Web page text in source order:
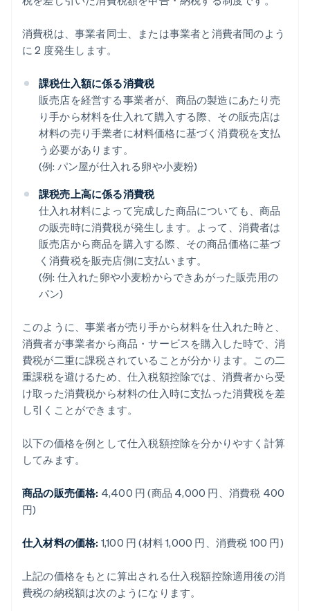
消費税は、事業者同士、または事業者と消費者間のよう
に 2 度発生します。
課税仕入額に係る消費税
販売店を経営する事業者が、商品の製造にあたり売
り手から材料を仕入れて購入する際、その販売店は
材料の売り手業者に材料価格に基づく消費税を支払
う必要があります。
(例: パン屋が仕入れる卵や小麦粉)
課税売上高に係る消費税
仕入れ材料によって完成した商品についても、商品
の販売時に消費税が発生します。よって、消費者は
販売店から商品を購入する際、その商品価格に基づ
く消費税を販売店側に支払います。
(例: 仕入れた卵や小麦粉からできあがった販売用の
パン)
このように、事業者が売り手から材料を仕入れた時と、
消費者が事業者から商品・サービスを購入した時で、消
費税が二重に課税されていることが分かります。この二
重課税を避けるため、仕入税額控除では、消費者から受
け取った消費税から材料の仕入時に支払った消費税を差
し引くことができます。
以下の価格を例として仕入税額控除を分かりやすく計算
してみます。
商品の販売価格: 4,400 円 (商品 4,000 円、消費税 400
円)
仕入材料の価格: 1,100 円 (材料 1,000 円、消費税 100 円)
上記の価格をもとに算出される仕入税額控除適用後の消
費税の納税額は次のようになります。